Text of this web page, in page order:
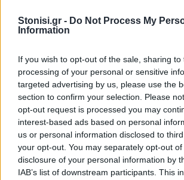
Stonisi.gr - Do Not Process My
Information
If you wish to opt-out of the sale, sharing
processing of your personal or sensitive
targeted advertising by us, please use the
section to confirm your selection. Please
opt-out request is processed you may
interest-based ads based on personal
us or personal information disclosed to
your opt-out. You may separately opt-out
disclosure of your personal information by
IAB’s list of downstream participants. This
αναζήτησης
ΣΤΗΝ ΙΔΙΑ ΚΑΤΗΓΟΡΙΑ
ΜΥΤΙΛΗΝΗ
Ο ΔΕΔΔΗΕ τράβηξε την πρίζα
στην Κομνηνάκη και
εξαφανίστηκε η ενημέρωση
Ξενοδοχεία, τουριστικά